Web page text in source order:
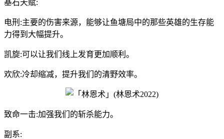
基石天赋:
电刑:主要的伤害来源，能够让鱼塘局中的那些英雄的生存能
力得到大幅提升。
凯旋:可以让我们线上发育更加顺利。
欢欣:冷却缩减，提升我们的清野效率。
致命一击:加强我们的斩杀能力。
副系: